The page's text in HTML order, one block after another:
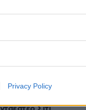
Privacy Policy
Δημοφιλή